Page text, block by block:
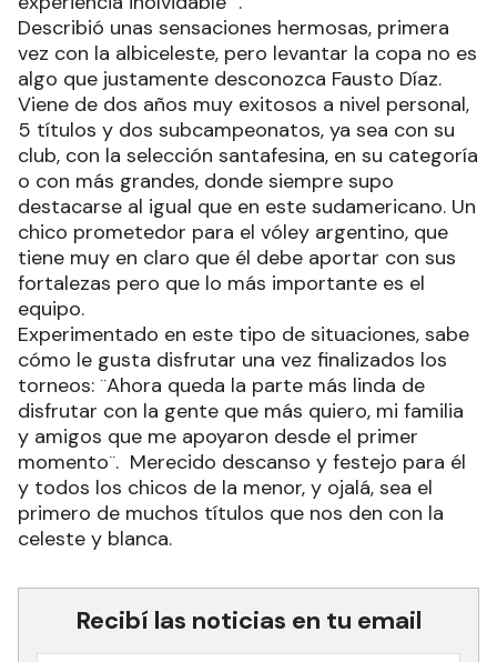
Describió unas sensaciones hermosas, primera
vez con la albiceleste, pero levantar la copa no es
algo que justamente desconozca Fausto Díaz.
Viene de dos años muy exitosos a nivel personal,
5 títulos y dos subcampeonatos, ya sea con su
club, con la selección santafesina, en su categoría
o con más grandes, donde siempre supo
destacarse al igual que en este sudamericano. Un
chico prometedor para el vóley argentino, que
tiene muy en claro que él debe aportar con sus
fortalezas pero que lo más importante es el
equipo.
Experimentado en este tipo de situaciones, sabe
cómo le gusta disfrutar una vez finalizados los
torneos: ¨Ahora queda la parte más linda de
disfrutar con la gente que más quiero, mi familia
y amigos que me apoyaron desde el primer
momento¨. Merecido descanso y festejo para él
y todos los chicos de la menor, y ojalá, sea el
primero de muchos títulos que nos den con la
celeste y blanca.
Recibí las noticias en tu email